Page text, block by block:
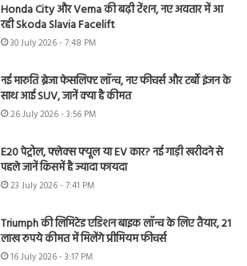
Honda City और Verna की बढ़ी टेंशन, नए अवतार में आ
रही Skoda Slavia Facelift
30 July 2026 - 7:48 PM
नई मारुति ब्रेजा फेसलिफ्ट लॉन्च, नए फीचर्स और टर्बो इंजन के
साथ आई SUV, जानें क्या है कीमत
26 July 2026 - 3:56 PM
E20 पेट्रोल, फ्लेक्स फ्यूल या EV कार? नई गाड़ी खरीदने से
पहले जानें किसमें है ज्यादा फायदा
23 July 2026 - 7:41 PM
Triumph की लिमिटेड एडिशन बाइक लॉन्च के लिए तैयार, 21
लाख रुपये कीमत में मिलेंगे प्रीमियम फीचर्स
16 July 2026 - 3:17 PM